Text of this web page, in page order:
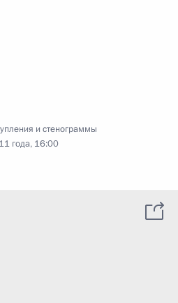
и стенограммы
года, 16:00